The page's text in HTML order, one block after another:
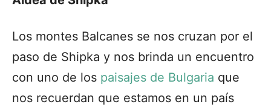
Los montes Balcanes se nos cruzan por el
paso de Shipka y nos brinda un encuentro
con uno de los paisajes de Bulgaria que
nos recuerdan que estamos en un país